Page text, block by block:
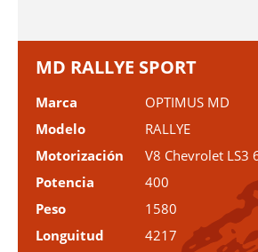
MD RALLYE SPORT
Marca
OPTIMUS MD
Modelo
RALLYE
Motorización
V8 Chevrolet LS3
Potencia
400
Peso
1580
Longuitud
4217